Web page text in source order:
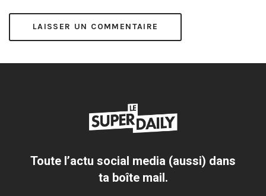
Toute l’actu social media (aussi) dans
ta boîte mail.